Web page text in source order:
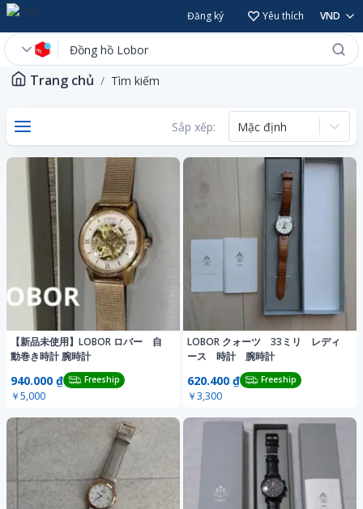
Đăng ký Yêu thích VND
Trang chủ Tìm kiếm
Sắp xếp: Mặc định
【新品未使用】LOBOR ロバー 自
動巻き時計 腕時計
940.000 ₫ Freeship
￥5,000
LOBOR クォーツ 33ミリ レディ
ース 時計 腕時計
620.400 ₫ Freeship
￥3,300